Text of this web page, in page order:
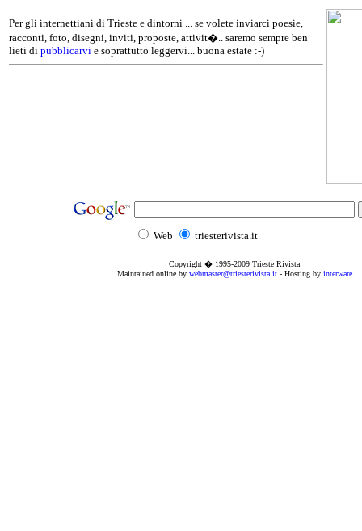
Per gli internettiani di Trieste e dintorni ... se volete inviarci poesie,
racconti, foto, disegni, inviti, proposte, attivit�.. saremo sempre ben
lieti di pubblicarvi e soprattutto leggervi... buona estate :-)
Web triesterivista.it
Copyright � 1995-2009 Trieste Rivista
Maintained online by webmaster@triesterivista.it- Hosting by interware